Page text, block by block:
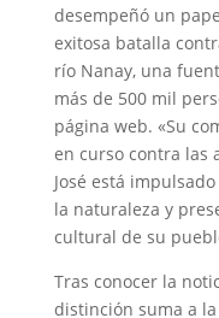
desempeñó un
exitosa batalla
río Nanay, una
más de 500 mil
página web. «Su
en curso contra las
José está
la naturaleza y
cultural de su
Tras conocer la
distinción suma a